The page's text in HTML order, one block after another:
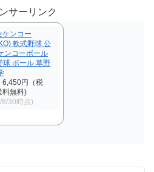
回、成功29回、失敗100回となり
ました。 【リクエ...
サーリンク
ケンコー
軟式野球 公
ンコーボール
球 ボール 草野
6,450円（税
料無料)
8/30時点)